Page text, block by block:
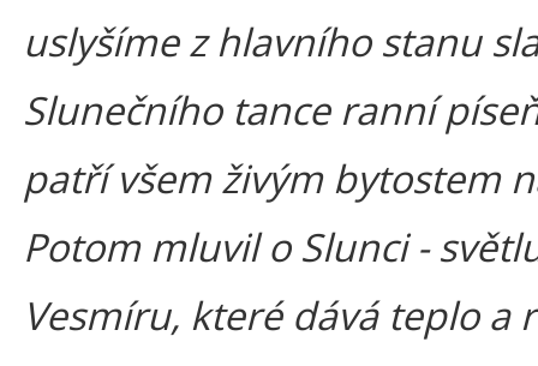
uslyšíme z hlavního stanu
Slunečního tance ranní
patří všem živým bytostem
Potom mluvil o Slunci -
Vesmíru, které dává teplo a